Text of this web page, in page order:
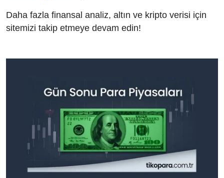
Daha fazla finansal analiz, altın ve kripto verisi için
sitemizi takip etmeye devam edin!